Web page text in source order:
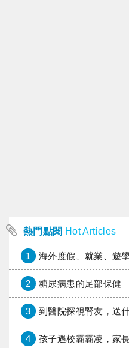
熱門點閱 Hot Articles
1 海外度假、就業、遊學保障加倍，富邦
2 糖尿病患的足部保健
3 到醫院探視腎友，送
4 孩子遇校霸霸凌，家